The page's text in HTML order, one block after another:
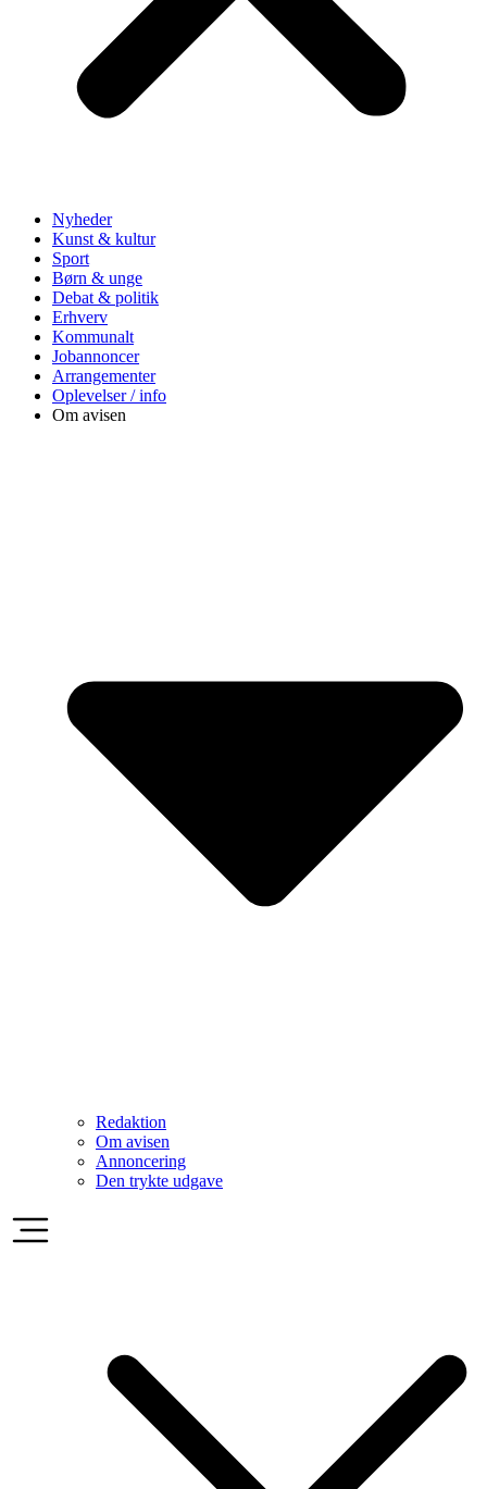
Nyheder
Kunst & kultur
Sport
Børn & unge
Debat & politik
Erhverv
Kommunalt
Jobannoncer
Arrangementer
Oplevelser / info
Om avisen
Redaktion
Om avisen
Annoncering
Den trykte udgave